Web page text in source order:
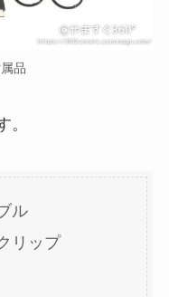
品
。
ル
リップ